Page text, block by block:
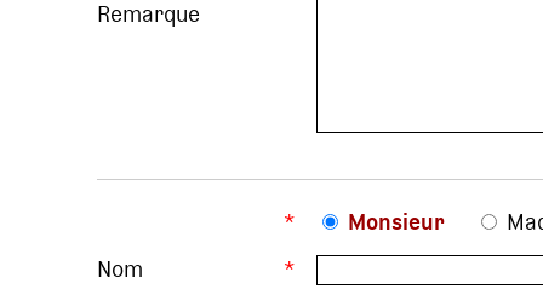
Remarque
* Monsieur
Nom
*